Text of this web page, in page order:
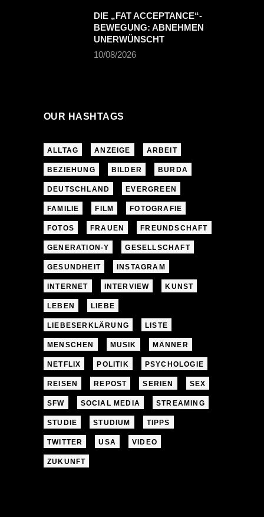
DIE „FAT ACCEPTANCE“-
BEWEGUNG: ABNEHMEN
UNERWÜNSCHT
10/08/2026
OUR HASHTAGS
ALLTAG ANZEIGE ARBEIT
BEZIEHUNG BILDER BURDA
DEUTSCHLAND EVERGREEN
FAMILIE FILM FOTOGRAFIE
FOTOS FRAUEN FREUNDSCHAFT
GENERATION-Y GESELLSCHAFT
GESUNDHEIT INSTAGRAM
INTERNET INTERVIEW KUNST
LEBEN LIEBE
LIEBESERKLÄRUNG LISTE
MENSCHEN MUSIK MÄNNER
NETFLIX POLITIK PSYCHOLOGIE
REISEN REPOST SERIEN SEX
SFW SOCIAL MEDIA STREAMING
STUDIE STUDIUM TIPPS
TWITTER USA VIDEO
ZUKUNFT